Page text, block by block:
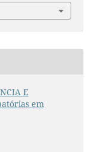
E
em